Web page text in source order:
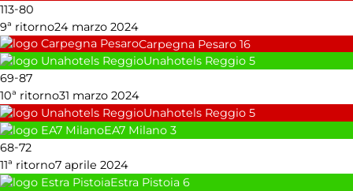
113-80
9ª ritorno24 marzo 2024
Carpegna Pesaro 16
Unahotels Reggio 5
69-87
10ª ritorno31 marzo 2024
Unahotels Reggio 5
EA7 Milano 3
68-72
11ª ritorno7 aprile 2024
Estra Pistoia 6